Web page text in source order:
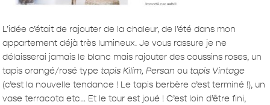
L’idée c’était de rajouter de la chaleur, de l’été dans mon
appartement déjà très lumineux. Je vous rassure je ne
délaisserai jamais le blanc mais rajouter des coussins roses, un
tapis orangé/rosé typetapis Kilim, Persanoutapis Vintage
(c’est la nouvelle tendance ! Le tapis berbère c’est terminé !), un
vase terracota etc… Et le tour est joué ! C’est loin d’être fini,